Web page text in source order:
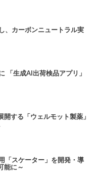
、カーボンニュートラル実
「生成AI出荷検品アプリ」
する「ウェルモット製薬」
「スケーター」を開発・導
能に～